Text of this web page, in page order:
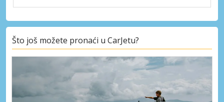
Što još možete pronaći u CarJetu?